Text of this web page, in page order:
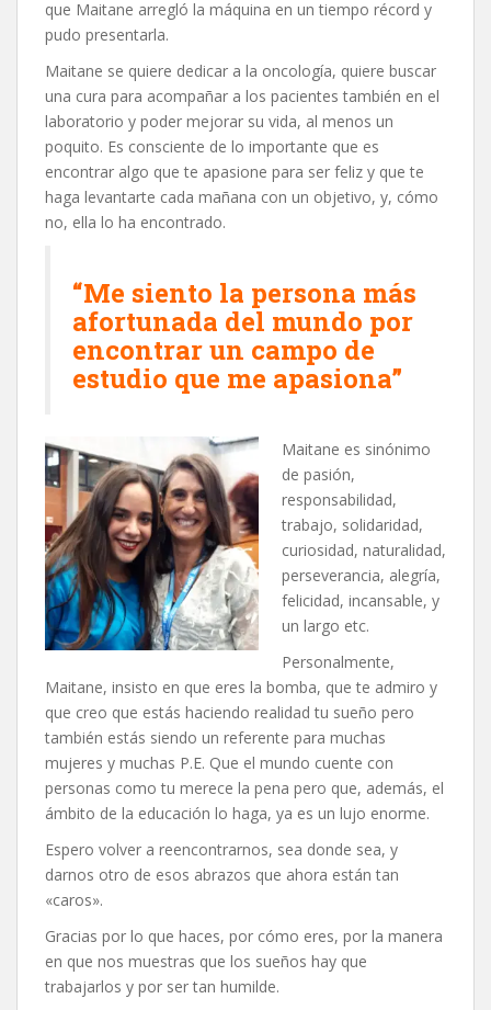
que Maitane arregló la máquina en un tiempo récord y
pudo presentarla.
Maitane se quiere dedicar a la oncología, quiere buscar
una cura para acompañar a los pacientes también en el
laboratorio y poder mejorar su vida, al menos un
poquito. Es consciente de lo importante que es
encontrar algo que te apasione para ser feliz y que te
haga levantarte cada mañana con un objetivo, y, cómo
no, ella lo ha encontrado.
“Me siento la persona más
afortunada del mundo por
encontrar un campo de
estudio que me apasiona”
Maitane es sinónimo
de pasión,
responsabilidad,
trabajo, solidaridad,
curiosidad, naturalidad,
perseverancia, alegría,
felicidad, incansable, y
un largo etc.
Personalmente,
Maitane, insisto en que eres la bomba, que te admiro y
que creo que estás haciendo realidad tu sueño pero
también estás siendo un referente para muchas
mujeres y muchas P.E. Que el mundo cuente con
personas como tu merece la pena pero que, además, el
ámbito de la educación lo haga, ya es un lujo enorme.
Espero volver a reencontrarnos, sea donde sea, y
darnos otro de esos abrazos que ahora están tan
«caros».
Gracias por lo que haces, por cómo eres, por la manera
en que nos muestras que los sueños hay que
trabajarlos y por ser tan humilde.